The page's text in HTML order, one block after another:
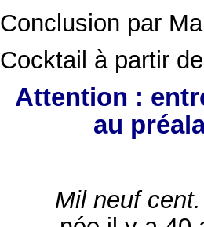
Conclusion par
Cocktail à partir
Attention :
au
Mil neuf